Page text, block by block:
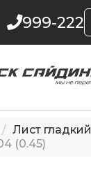
999-222
Лист гладкий
(0.45)